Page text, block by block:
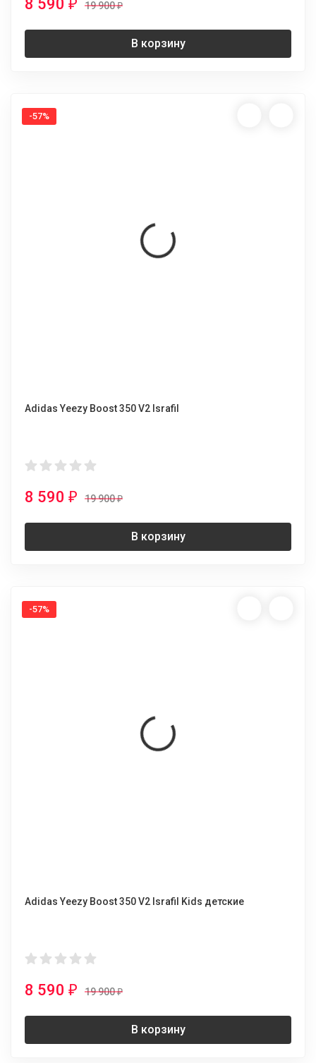
8 590 ₽ 19 900₽
В корзину
-57%
Adidas Yeezy Boost 350 V2 Israfil
8 590 ₽ 19 900₽
В корзину
-57%
Adidas Yeezy Boost 350 V2 Israfil Kids детские
8 590 ₽ 19 900₽
В корзину